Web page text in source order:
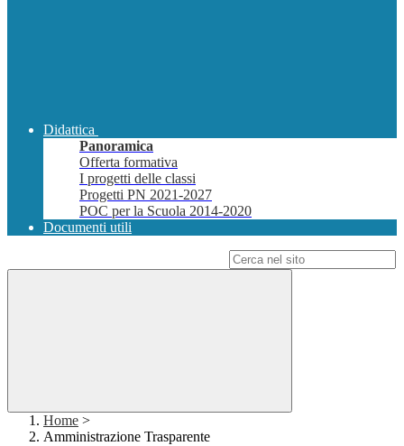
Didattica
Panoramica
Offerta formativa
I progetti delle classi
Progetti PN 2021-2027
POC per la Scuola 2014-2020
Documenti utili
Home >
Amministrazione Trasparente